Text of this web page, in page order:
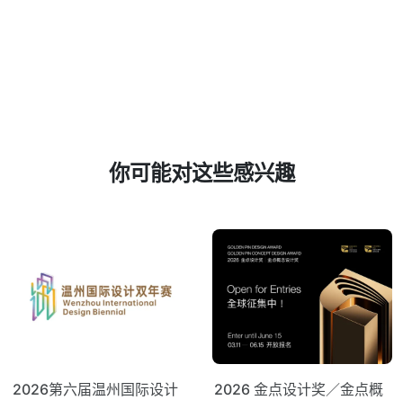
你可能对这些感兴趣
2026第六届温州国际设计
2026 金点设计奖／金点概